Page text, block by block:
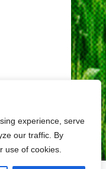
experience, serve
our traffic. By
use of cookies.